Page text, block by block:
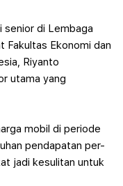
di Lembaga
Fakultas Ekonomi dan
Riyanto
utama yang
mobil di periode
pendapatan per-
jadi kesulitan untuk